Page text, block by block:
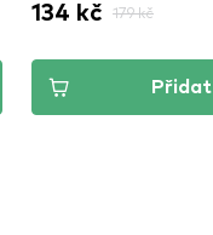
134 kč 179 kč
Přidat